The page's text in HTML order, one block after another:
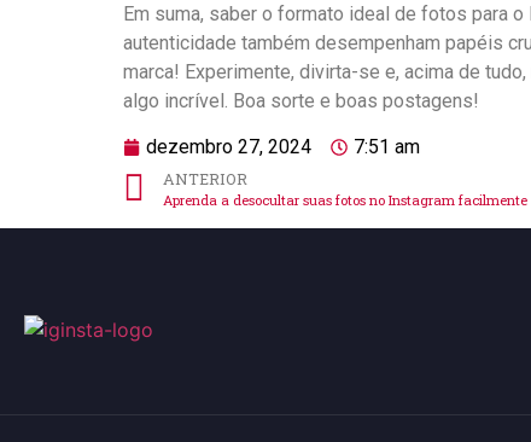
Em suma,​ saber o formato ideal de fotos para
autenticidade também desempenham⁢ papéis
marca! Experimente, divirta-se e, ⁣acima de
algo⁤ incrível. Boa sorte​ e boas postagens!
dezembro 27, 2024 7:51 am
ANTERIOR
Aprenda a desocultar suas fotos no Instagram facilmente